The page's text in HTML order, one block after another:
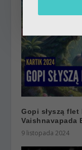
Gopi słyszą flet
Vaishnavapada
9 listopada 2024